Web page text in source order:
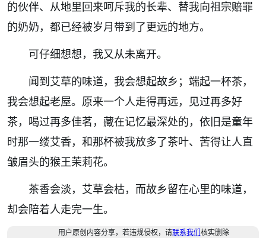
的伙伴、从地里回来呵斥我的长辈、替我向祖宗赔罪
的奶奶，都已经被岁月带到了更远的地方。
可仔细想想，我又从未离开。
闻到艾草的味道，我会想起故乡；端起一杯茶，
我会想起老屋。原来一个人走得再远，见过再多好
茶，喝过再多佳茗，藏在记忆最深处的，依旧是童年
时那一缕艾香，和那杯被我放多了茶叶、苦得让人直
皱眉头的猴王茉莉花。
茶香会淡，艾草会枯，而故乡留在心里的味道，
却会陪着人走完一生。
用户原创内容分享，若违规侵权，请联系我们核实删除